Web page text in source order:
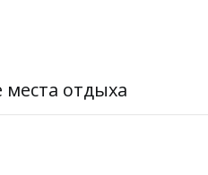
места отдыха